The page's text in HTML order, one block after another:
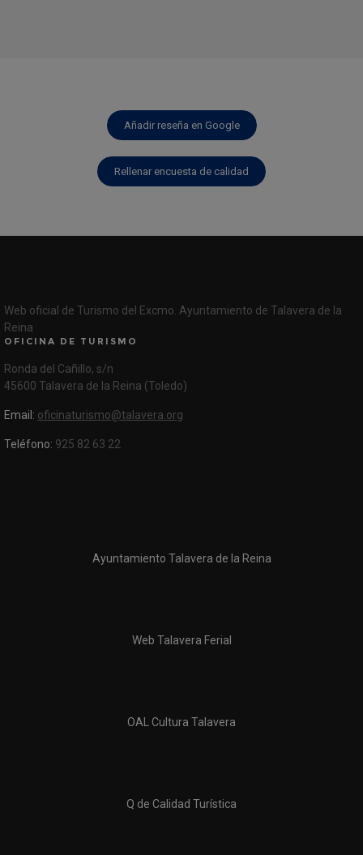
Añadir reseña en Google
Rellenar encuesta de calidad
Web oficial de Turismo del Excmo. Ayuntamiento de Talavera de la
Reina
OFICINA DE TURISMO
Ronda del Cañillo, s/n
45600 Talavera de la Reina (Toledo)
Email: oficinaturismo@talavera.org
Teléfono: 925 82 63 22
Ayuntamiento Talavera de la Reina
Web Talavera Ferial
OAL Cultura Talavera
Q de Calidad Turística